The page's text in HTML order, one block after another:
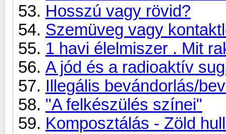
Hosszú vagy rövid?
Szemüveg vagy
1 havi élelmiszer . Mit
A jód és a radioaktív
Illegális bevándorlás/
"A felkészülés színei"
Komposztálás - Zöld